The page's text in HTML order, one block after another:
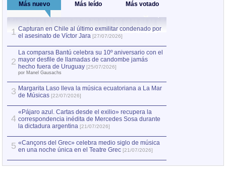
Más nuevo Más leído Más votado
1 Capturan en Chile al último exmilitar condenado por
el asesinato de Víctor Jara [27/07/2026]
2
La comparsa Bantú celebra su 10º aniversario con el
mayor desfile de llamadas de candombe jamás
hecho fuera de Uruguay [25/07/2026]
por Manel Gausachs
3 Margarita Laso lleva la música ecuatoriana a La Mar
de Músicas [22/07/2026]
4
«Pájaro azul. Cartas desde el exilio» recupera la
correspondencia inédita de Mercedes Sosa durante
la dictadura argentina [21/07/2026]
5 «Cançons del Grec» celebra medio siglo de música
en una noche única en el Teatre Grec [21/07/2026]